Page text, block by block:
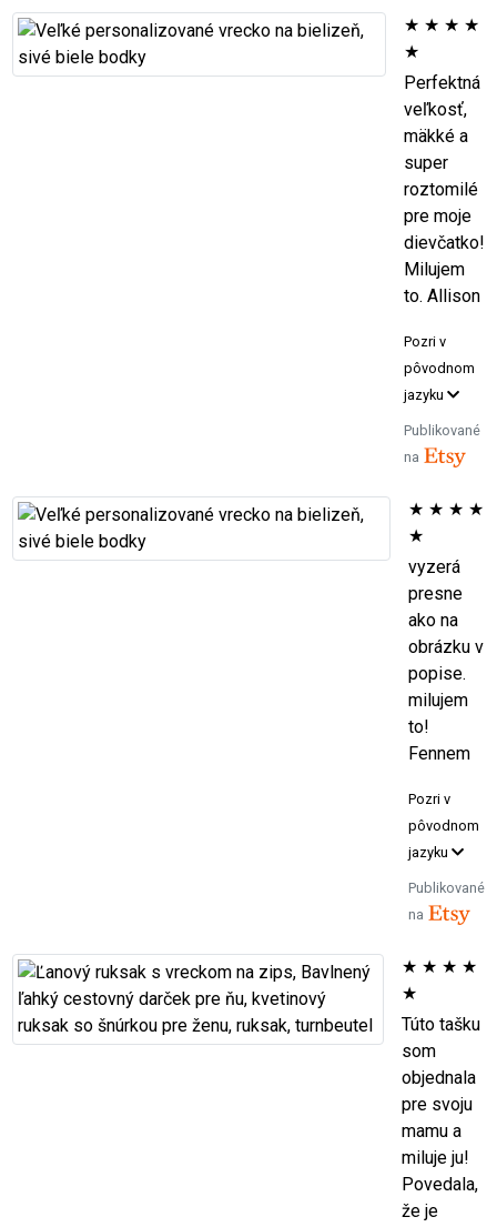
★ ★ ★ ★
★
Perfektná
veľkosť,
mäkké a
super
roztomilé
pre moje
dievčatko!
Milujem
to. Allison
Pozri v
pôvodnom
jazyku
Publikované
na
★ ★ ★ ★
★
vyzerá
presne
ako na
obrázku v
popise.
milujem
to!
Fennem
Pozri v
pôvodnom
jazyku
Publikované
na
★ ★ ★ ★
★
Túto tašku
som
objednala
pre svoju
mamu a
miluje ju!
Povedala,
že je